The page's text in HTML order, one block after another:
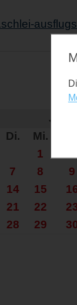
Juli
Di. Mi.
1
7 8 9
14 15
21 22
28 29